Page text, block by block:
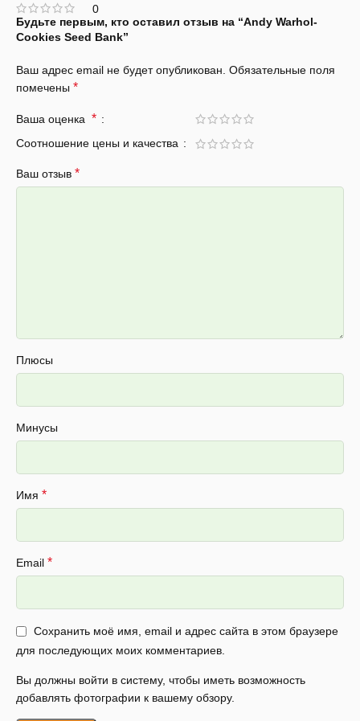
0
Будьте первым, кто оставил отзыв на “Andy Warhol-
Cookies Seed Bank”
Ваш адрес email не будет опубликован. Обязательные поля
помечены *
Ваша оценка *
Соотношение цены и качества
Ваш отзыв *
Плюсы
Минусы
Имя *
Email *
Сохранить моё имя, email и адрес сайта в этом браузере
для последующих моих комментариев.
Вы должны войти в систему, чтобы иметь возможность
добавлять фотографии к вашему обзору.